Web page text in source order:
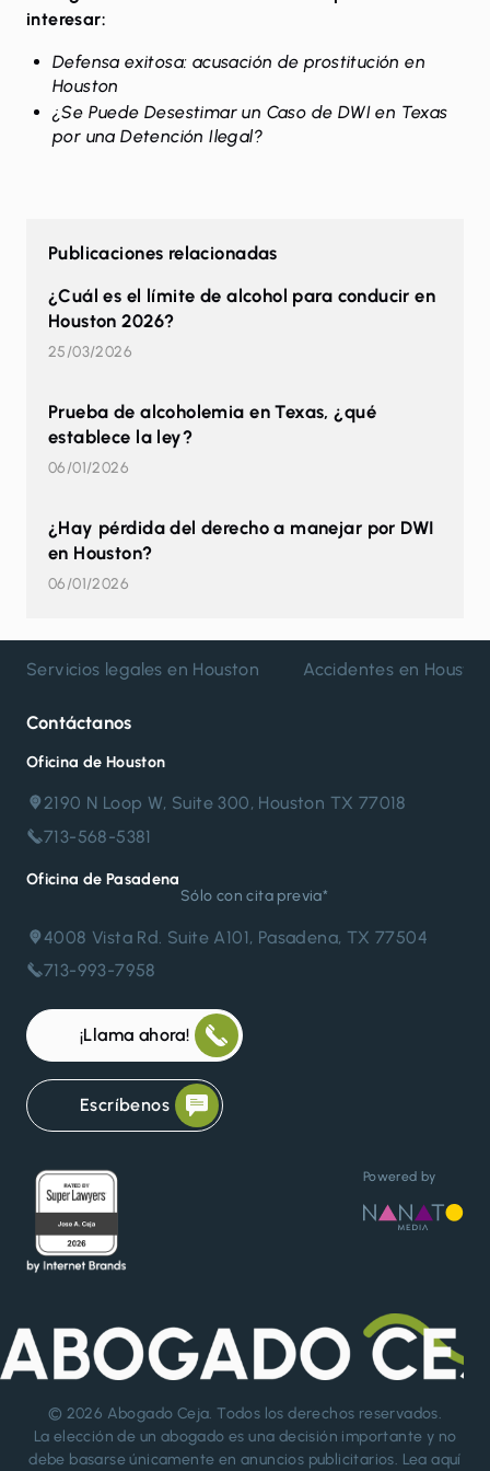
interesar:
Defensa exitosa: acusación de prostitución en
Houston
¿Se Puede Desestimar un Caso de DWI en Texas
por una Detención Ilegal?
Publicaciones relacionadas
¿Cuál es el límite de alcohol para conducir en
Houston 2026?
25/03/2026
Prueba de alcoholemia en Texas, ¿qué
establece la ley?
06/01/2026
¿Hay pérdida del derecho a manejar por DWI
en Houston?
06/01/2026
Servicios legales en Houston Accidentes en Houston
Contáctanos
Oficina de Houston
2190 N Loop W, Suite 300, Houston TX 77018
713-568-5381
Oficina de Pasadena
Sólo con cita previa*
4008 Vista Rd. Suite A101, Pasadena, TX 77504
713-993-7958
¡Llama ahora!
Escríbenos
Powered by
© 2026 Abogado Ceja. Todos los derechos reservados.
La elección de un abogado es una decisión importante y no
debe basarse únicamente en anuncios publicitarios. Lea aquí